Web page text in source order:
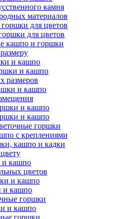
камня
материалов
для цветов
для цветов
кашпо и горшки
и кашпо
и кашпо
размеров
и кашпо
и кашпо
и кашпо
горшки
с креплениями
кашпо и кадки
и кашпо
цветов
и кашпо
и кашпо
горшки
и кашпо
горшки